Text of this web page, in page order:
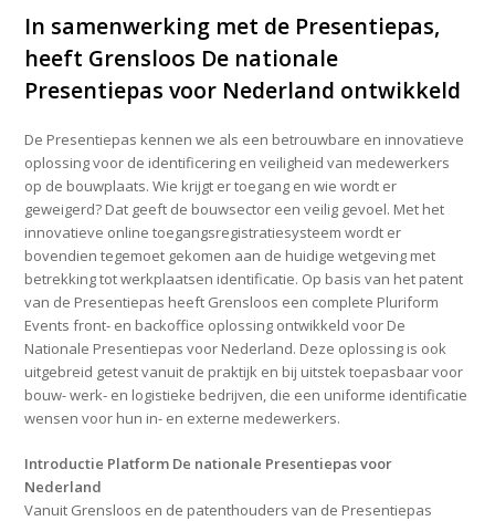
In samenwerking met de Presentiepas,
heeft Grensloos De nationale
Presentiepas voor Nederland ontwikkeld
De Presentiepas kennen we als een betrouwbare en innovatieve
oplossing voor de identificering en veiligheid van medewerkers
op de bouwplaats. Wie krijgt er toegang en wie wordt er
geweigerd? Dat geeft de bouwsector een veilig gevoel. Met het
innovatieve online toegangsregistratiesysteem wordt er
bovendien tegemoet gekomen aan de huidige wetgeving met
betrekking tot werkplaatsen identificatie. Op basis van het patent
van de Presentiepas heeft Grensloos een complete Pluriform
Events front- en backoffice oplossing ontwikkeld voor De
Nationale Presentiepas voor Nederland. Deze oplossing is ook
uitgebreid getest vanuit de praktijk en bij uitstek toepasbaar voor
bouw- werk- en logistieke bedrijven, die een uniforme identificatie
wensen voor hun in- en externe medewerkers.
Introductie Platform De nationale Presentiepas voor
Nederland
Vanuit Grensloos en de patenthouders van de Presentiepas